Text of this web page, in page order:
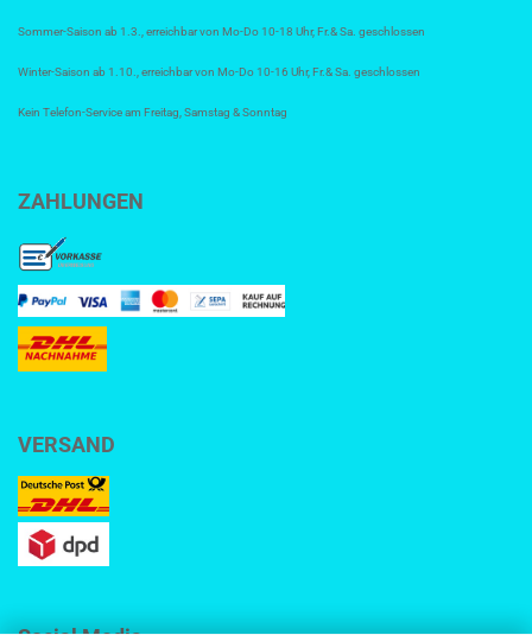
Sommer-Saison ab 1.3., erreichbar von Mo-Do 10-18 Uhr, Fr.& Sa. geschlossen
Winter-Saison ab 1.10., erreichbar von Mo-Do 10-16 Uhr, Fr.& Sa. geschlossen
Kein Telefon-Service am Freitag, Samstag & Sonntag
ZAHLUNGEN
VERSAND